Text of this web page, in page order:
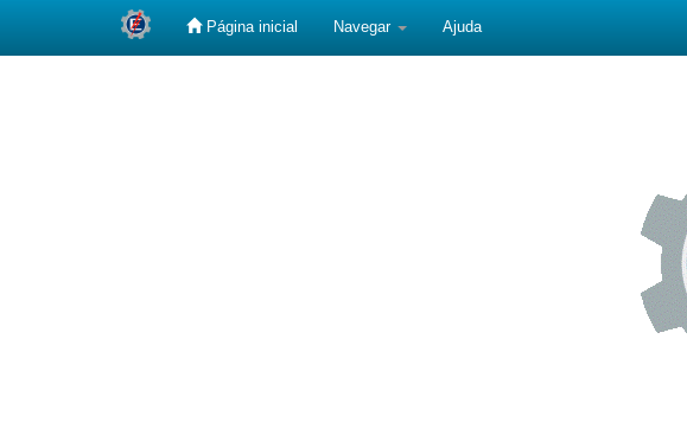
Página inicial Navegar Ajuda